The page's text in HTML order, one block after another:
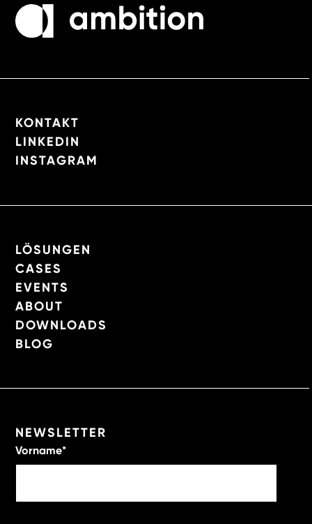
KONTAKT
LINKEDIN
INSTAGRAM
LÖSUNGEN
CASES
EVENTS
ABOUT
DOWNLOADS
BLOG
NEWSLETTER
Vorname*